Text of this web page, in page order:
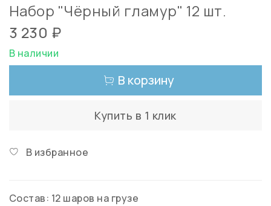
Набор "Чёрный гламур" 12 шт.
3 230 ₽
В наличии
В корзину
Купить в 1 клик
В избранное
Состав: 12 шаров на грузе